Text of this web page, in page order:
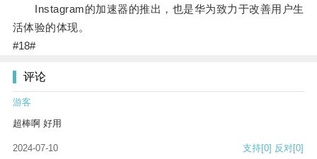
Instagram的加速器的推出，也是华为致力于改善用户生
活体验的体现。
#18#
评论
游客
超棒啊 好用
2024-07-10 支持[0] 反对[0]